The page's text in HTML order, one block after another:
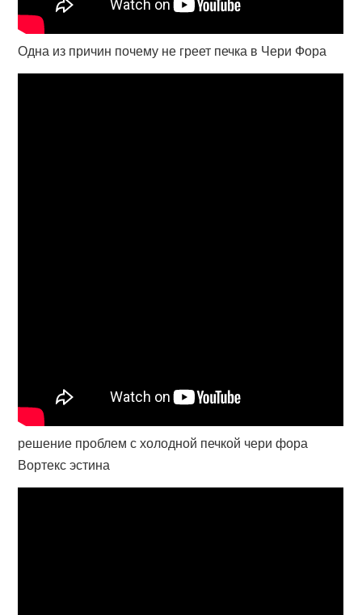
Одна из причин почему не греет печка в Чери Фора
решение проблем с холодной печкой чери фора
Вортекс эстина